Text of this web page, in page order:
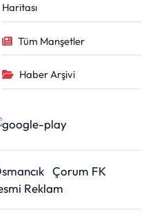
Haritası
Tüm Manşetler
Haber Arşivi
Çorum FK
Reklam